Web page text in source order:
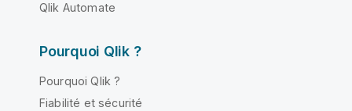
Qlik Automate
Pourquoi Qlik ?
Pourquoi Qlik ?
Fiabilité et sécurité